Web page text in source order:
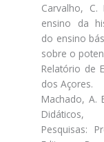
Carvalho, C.
ensino da
do ensino
sobre o
Relatório de
dos Açores.
Machado, A.
Pesquisas: